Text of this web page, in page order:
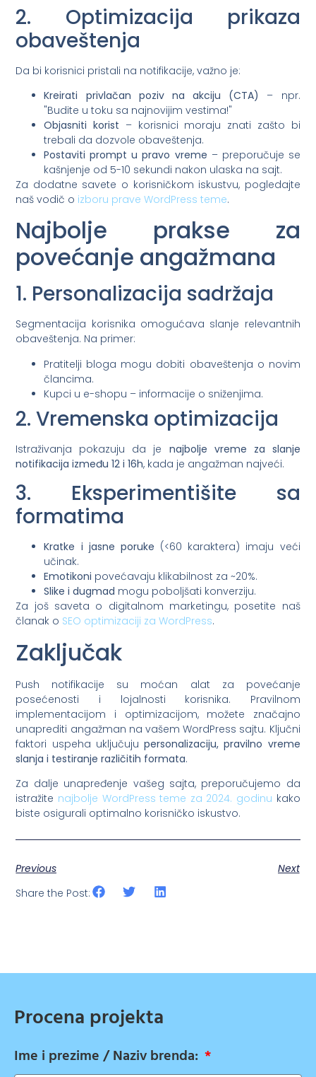
2. Optimizacija prikaza
obaveštenja
Da bi korisnici pristali na notifikacije, važno je:
Kreirati privlačan poziv na akciju (CTA)
– npr.
"Budite u toku sa najnovijim vestima!"
Objasniti korist – korisnici moraju znati zašto bi
trebali da dozvole obaveštenja.
Postaviti prompt u pravo vreme – preporučuje se
kašnjenje od 5-10 sekundi nakon ulaska na sajt.
Za dodatne savete o korisničkom iskustvu, pogledajte
naš vodič o izboru prave WordPress teme.
Najbolje prakse za
povećanje angažmana
1. Personalizacija sadržaja
Segmentacija korisnika omogućava slanje relevantnih
obaveštenja. Na primer:
Pratitelji bloga mogu dobiti obaveštenja o novim
člancima.
Kupci u e-shopu – informacije o sniženjima.
2. Vremenska optimizacija
Istraživanja pokazuju da je najbolje vreme za slanje
notifikacija između 12 i 16h, kada je angažman najveći.
3. Eksperimentišite sa
formatima
Kratke i jasne poruke (<60 karaktera) imaju veći
učinak.
Emotikoni povećavaju klikabilnost za ~20%.
Slike i dugmad mogu poboljšati konverziju.
Za još saveta o digitalnom marketingu, posetite naš
članak o SEO optimizaciji za WordPress.
Zaključak
Push notifikacije su moćan alat za povećanje
posećenosti i lojalnosti korisnika. Pravilnom
implementacijom i optimizacijom, možete značajno
unaprediti angažman na vašem WordPress sajtu. Ključni
faktori uspeha uključujupersonalizaciju, pravilno vreme
slanja i testiranje različitih formata.
Za dalje unapređenje vašeg sajta, preporučujemo da
istražite najbolje WordPress teme za 2024. godinu kako
biste osigurali optimalno korisničko iskustvo.
Previous
Next
Share the Post:
Procena projekta
Ime i prezime / Naziv brenda: